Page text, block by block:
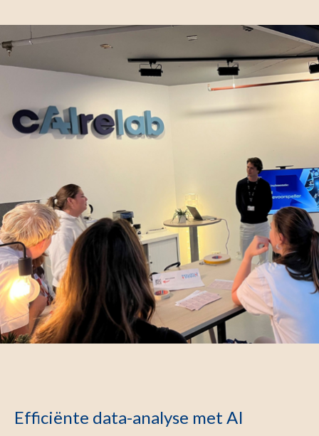
Efficiënte data-analyse met AI